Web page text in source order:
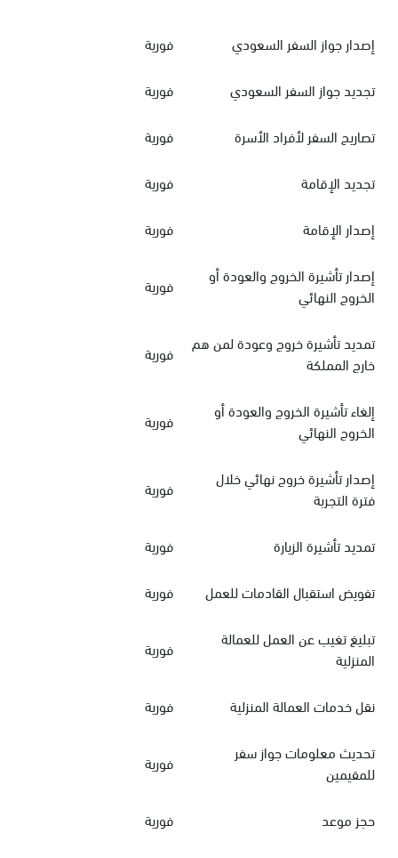
إصدار جواز السفر السعودي
فورية
تجديد جواز السفر السعودي
فورية
تصاريح السفر لأفراد الأسرة
فورية
تجديد الإقامة
فورية
إصدار الإقامة
فورية
إصدار تأشيرة الخروج والعودة أو
الخروج النهائي
فورية
تمديد تأشيرة خروج وعودة لمن هم
خارج المملكة
فورية
إلغاء تأشيرة الخروج والعودة أو
الخروج النهائي
فورية
إصدار تأشيرة خروج نهائي خلال
فترة التجربة
فورية
تمديد تأشيرة الزيارة
فورية
تفويض استقبال القادمات للعمل
فورية
تبليغ تغيب عن العمل للعمالة
المنزلية
فورية
نقل خدمات العمالة المنزلية
فورية
تحديث معلومات جواز سفر
للمقيمين
فورية
حجز موعد
فورية